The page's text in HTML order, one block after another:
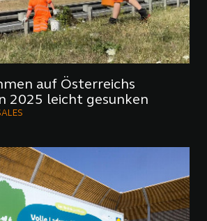
auf Österreichs
2025 leicht gesunken